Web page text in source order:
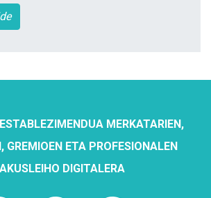
MERKATARIEN,
GREMIOEN ETA PROFESIONALEN
DIGITALERA